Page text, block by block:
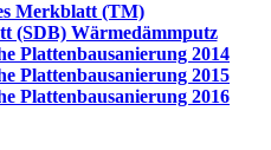
Merkblatt (TM)
(SDB) Wärmedämmputz
Plattenbausanierung 2014
Plattenbausanierung 2015
Plattenbausanierung 2016